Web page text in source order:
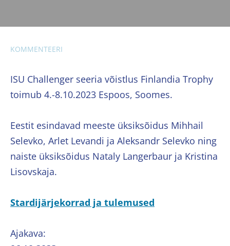
KOMMENTEERI
ISU Challenger seeria võistlus Finlandia Trophy
toimub 4.-8.10.2023 Espoos, Soomes.
Eestit esindavad meeste üksiksõidus Mihhail
Selevko, Arlet Levandi ja Aleksandr Selevko ning
naiste üksiksõidus Nataly Langerbaur ja Kristina
Lisovskaja.
Stardijärjekorrad ja tulemused
Ajakava: